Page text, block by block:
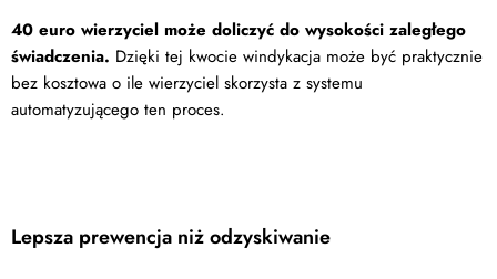
40 euro wierzyciel może doliczyć do wysokości zaległego
świadczenia. Dzięki tej kwocie windykacja może być praktycznie
bez kosztowa o ile wierzyciel skorzysta z systemu
automatyzującego ten proces.
Lepsza prewencja niż odzyskiwanie